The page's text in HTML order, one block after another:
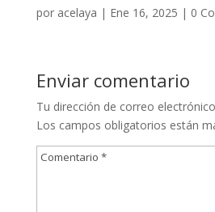
por acelaya | Ene 16, 2025 | 0
Enviar comentario
Tu dirección de correo
Los campos obligatorios están